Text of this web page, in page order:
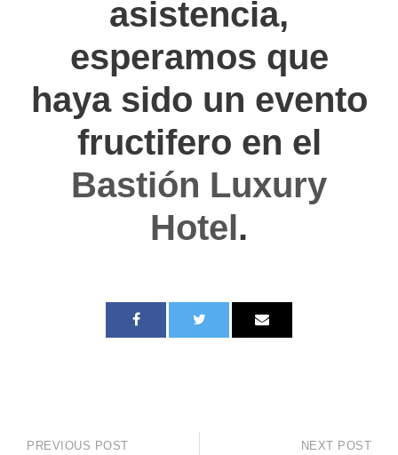
asistencia,
esperamos que
haya sido un evento
fructifero en el
Bastión Luxury
Hotel.
PREVIOUS POST NEXT POST